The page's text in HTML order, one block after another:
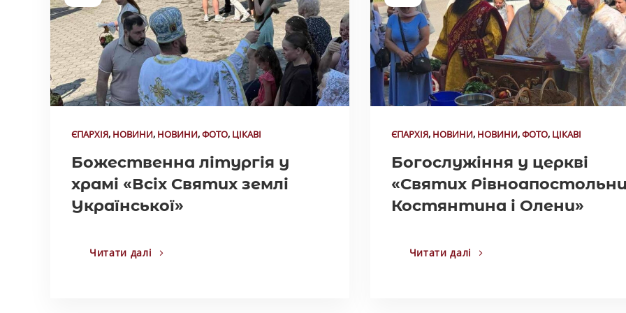
ЄПАРХІЯ, НОВИНИ, НОВИНИ,ФОТО, ЦІКАВІ
Божественна літургія у
храмі «Всіх Святих землі
Української»
Читати далі
ЄПАРХІЯ, НОВИНИ, НОВИНИ,ФОТО, ЦІКАВІ
Богослужіння у церкві
«Святих
Костянтина і Олени»
Читати далі